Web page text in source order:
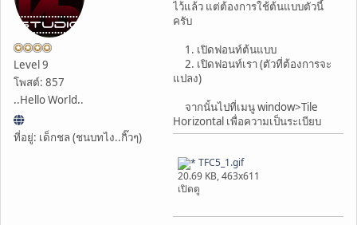
Level 9
โพสต์: 857
..Hello World..
ที่อยู่: เด็กชล (ชนบทไง..กิ๊วๆ)
ไว้แล้ว แต่ต้องการใช้ต้นแบบตัวนี้
ครับ
1. เปิดฟอนท์ต้นแบบ
2. เปิดฟอนท์เรา (ตัวที่ต้องการจะ
แปลง)
จากนั้นไปที่เมนู window>Tile
Horizontal เพื่อความเป็นระเบียบ
TFC5_1.gif
20.69 KB, 463x611
เปิดดู